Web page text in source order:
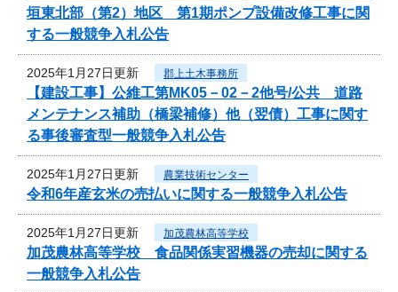
垣東北部（第2）地区 第1期ポンプ設備改修工事に関
する一般競争入札公告
2025年1月27日更新 郡上土木事務所
【建設工事】公維工第MK05－02－2他号/公共 道路
メンテナンス補助（橋梁補修）他（翌債）工事に関す
る事後審査型一般競争入札公告
2025年1月27日更新 農業技術センター
令和6年産玄米の売払いに関する一般競争入札公告
2025年1月27日更新 加茂農林高等学校
加茂農林高等学校 食品関係実習機器の売却に関する
一般競争入札公告